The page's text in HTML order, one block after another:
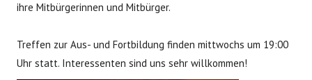
ihre Mitbürgerinnen und Mitbürger.
Treffen zur Aus- und Fortbildung finden mittwochs um 19:00
Uhr statt. Interessenten sind uns sehr willkommen!